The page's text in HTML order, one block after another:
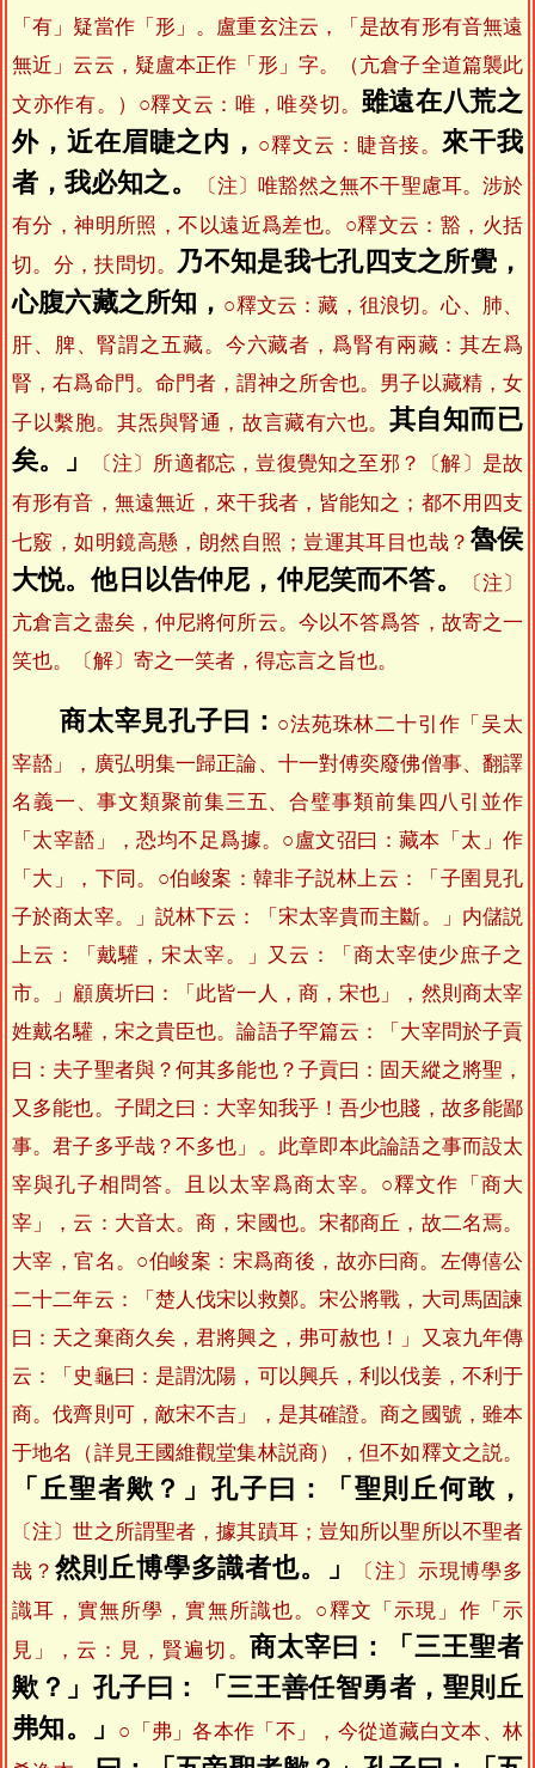
「有」疑當作「形」。盧重玄注云，「是故有形有音無遠
無近」云云，疑盧本正作「形」字。（亢倉子全道篇襲此
文亦作有。）○釋文云：唯，唯癸切。 雖遠在八荒之
外，近在眉睫之内， ○釋文云：睫音接。來干我
者，我必知之。
〔注〕唯豁然之無不干聖慮耳。涉於
有分，神明所照，不以遠近爲差也。○釋文云：豁，火括
切。分，扶問切。乃不知是我七孔四支之所覺，
心腹六藏之所知， ○釋文云：藏，徂浪切。心、肺、
肝、脾、腎謂之五藏。今六藏者，爲腎有兩藏：其左爲
腎，右爲命門。命門者，謂神之所舍也。男子以藏精，女
子以繫胞。其炁與腎通，故言藏有六也。 其自知而已
矣。」
〔注〕所適都忘，豈復覺知之至邪？〔解〕是故
有形有音，無遠無近，來干我者，皆能知之；都不用四支
七竅，如明鏡高懸，朗然自照；豈運其耳目也哉？ 魯侯
大悦。他日以告仲尼，仲尼笑而不答。
〔注〕
亢倉言之盡矣，仲尼將何所云。今以不答爲答，故寄之一
笑也。〔解〕寄之一笑者，得忘言之旨也。
商太宰見孔子曰： ○法苑珠林二十引作「吴太
宰嚭」，廣弘明集一歸正論、十一對傅奕廢佛僧事、翻譯
名義一、事文類聚前集三五、合璧事類前集四八引並作
「太宰嚭」，恐均不足爲據。○盧文弨曰：藏本「太」作
「大」，下同。○伯峻案：韓非子説林上云：「子圉見孔
子於商太宰。」説林下云：「宋太宰貴而主斷。」内儲説
上云：「戴驩，宋太宰。」又云：「商太宰使少庶子之
市。」顧廣圻曰：「此皆一人，商，宋也」，然則商太宰
姓戴名驩，宋之貴臣也。論語子罕篇云：「大宰問於子貢
曰：夫子聖者與？何其多能也？子貢曰：固天縱之將聖，
又多能也。子聞之曰：大宰知我乎！吾少也賤，故多能鄙
事。君子多乎哉？不多也」。此章即本此論語之事而設太
宰與孔子相問答。且以太宰爲商太宰。○釋文作「商大
宰」，云：大音太。商，宋國也。宋都商丘，故二名焉。
大宰，官名。○伯峻案：宋爲商後，故亦曰商。左傳僖公
二十二年云：「楚人伐宋以救鄭。宋公將戰，大司馬固諫
曰：天之棄商久矣，君將興之，弗可赦也！」又哀九年傳
云：「史龜曰：是謂沈陽，可以興兵，利以伐姜，不利于
商。伐齊則可，敵宋不吉」，是其確證。商之國號，雖本
于地名（詳見王國維觀堂集林説商），但不如釋文之説。
「丘聖者歟？」孔子曰：「聖則丘何敢，
〔注〕世之所謂聖者，據其蹟耳；豈知所以聖所以不聖者
哉？ 然則丘博學多識者也。」
〔注〕示現博學多
識耳，實無所學，實無所識也。○釋文「示現」作「示
見」，云：見，賢遍切。 商太宰曰：「三王聖者
歟？」孔子曰：「三王善任智勇者，聖則丘
弗知。」
○「弗」各本作「不」，今從道藏白文本、林